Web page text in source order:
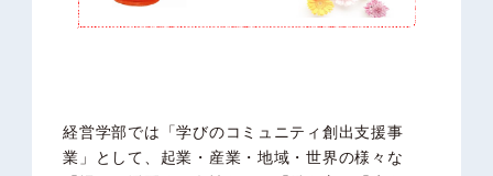
経営学部では「学びのコミュニティ創出支援事
業」として、 起業・産業・地域・世界の様々な